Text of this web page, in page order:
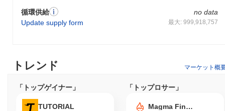
循環供給
Update supply form
no data
最大: 999,918,757
トレンド マーケット概
「トップゲイナー」
TUTORIAL
「トップロサー」
Magma Finance